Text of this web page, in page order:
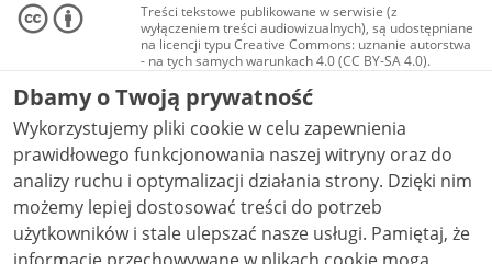
Treści tekstowe publikowane w serwisie (z
wyłączeniem treści audiowizualnych), są udostępniane
na licencji typu Creative Commons: uznanie autorstwa
- na tych samych warunkach 4.0 (CC BY-SA 4.0).
Materiały audiowizualne, w tym zdjęcia, materiały
audio i wideo, są udostępniane na licencji typu
Creative Commons: uznanie autorstwa użycie
niekomercyjne - bez utworów zależnych 4.0 (CC BY-
NC-ND 4.0), o ile nie jest to stwierdzone inaczej.
Dbamy o Twoją prywatność
Wykorzystujemy pliki cookie w celu zapewnienia
prawidłowego funkcjonowania naszej witryny oraz do
analizy ruchu i optymalizacji działania strony. Dzięki nim
możemy lepiej dostosować treści do potrzeb
użytkowników i stale ulepszać nasze usługi. Pamiętaj, że